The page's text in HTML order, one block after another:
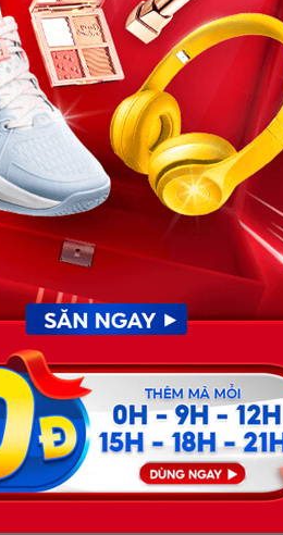
mầm non, hiền lành, nhẫn nại, yêu
câu chuyện ngoài kia về “cưới